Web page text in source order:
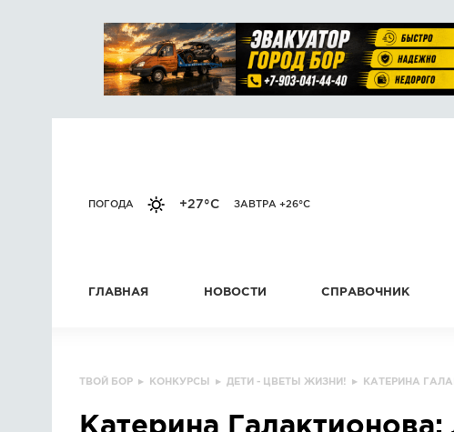
ПОГОДА +27°C ЗАВТРА +26°C
ГЛАВНАЯ НОВОСТИ СПРАВОЧНИК
ТВОЙ БОР ▸ КОНКУРСЫ ▸ ДЕТИ - ЦВЕТЫ ЖИЗНИ! ▸ КАТЕРИНА
Катерина